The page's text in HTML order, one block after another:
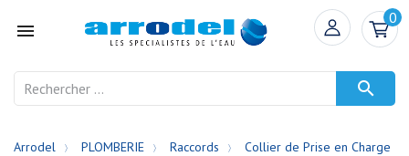

0

Arrodel PLOMBERIE Raccords
Collier de Prise en Charge